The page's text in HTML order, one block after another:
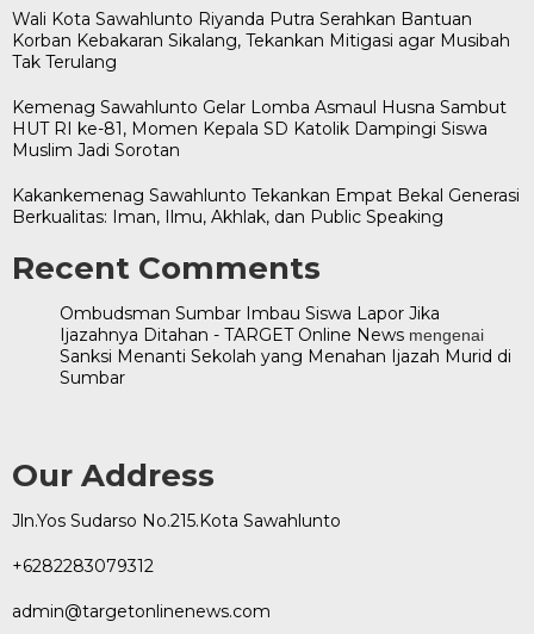
Wali Kota Sawahlunto Riyanda Putra Serahkan Bantuan
Korban Kebakaran Sikalang, Tekankan Mitigasi agar Musibah
Tak Terulang
Kemenag Sawahlunto Gelar Lomba Asmaul Husna Sambut
HUT RI ke-81, Momen Kepala SD Katolik Dampingi Siswa
Muslim Jadi Sorotan
Kakankemenag Sawahlunto Tekankan Empat Bekal Generasi
Berkualitas: Iman, Ilmu, Akhlak, dan Public Speaking
Recent Comments
Ombudsman Sumbar Imbau Siswa Lapor Jika
Ijazahnya Ditahan - TARGET Online News mengenai
Sanksi Menanti Sekolah yang Menahan Ijazah Murid di
Sumbar
Our Address
Jln.Yos Sudarso No.215.Kota Sawahlunto
+6282283079312
admin@targetonlinenews.com